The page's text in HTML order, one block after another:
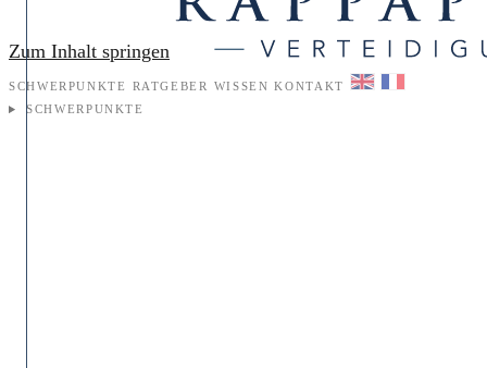
Zum Inhalt springen
SCHWERPUNKTE RATGEBER WISSEN KONTAKT
SCHWERPUNKTE